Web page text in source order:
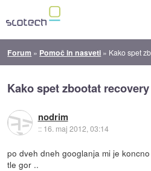
Forum » Pomoč in nasveti » Kako spet
Kako spet zbootat
nodrim
:: 16. maj 2012, 03:14
po dveh dneh googlanja mi je
tle gor ..